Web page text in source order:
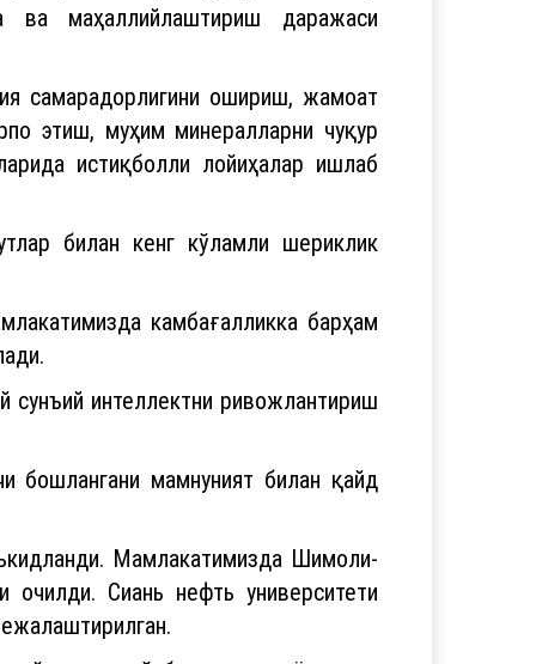
ва маҳаллийлаштириш даражаси
самарадорлигини ошириш, жамоат
этиш, муҳим минералларни чуқур
истиқболли лойиҳалар ишлаб
билан кенг кўламли шериклик
камбағалликка барҳам
сунъий интеллектни ривожлантириш
бошлангани мамнуният билан қайд
Мамлакатимизда Шимоли-
Сиань нефть университети